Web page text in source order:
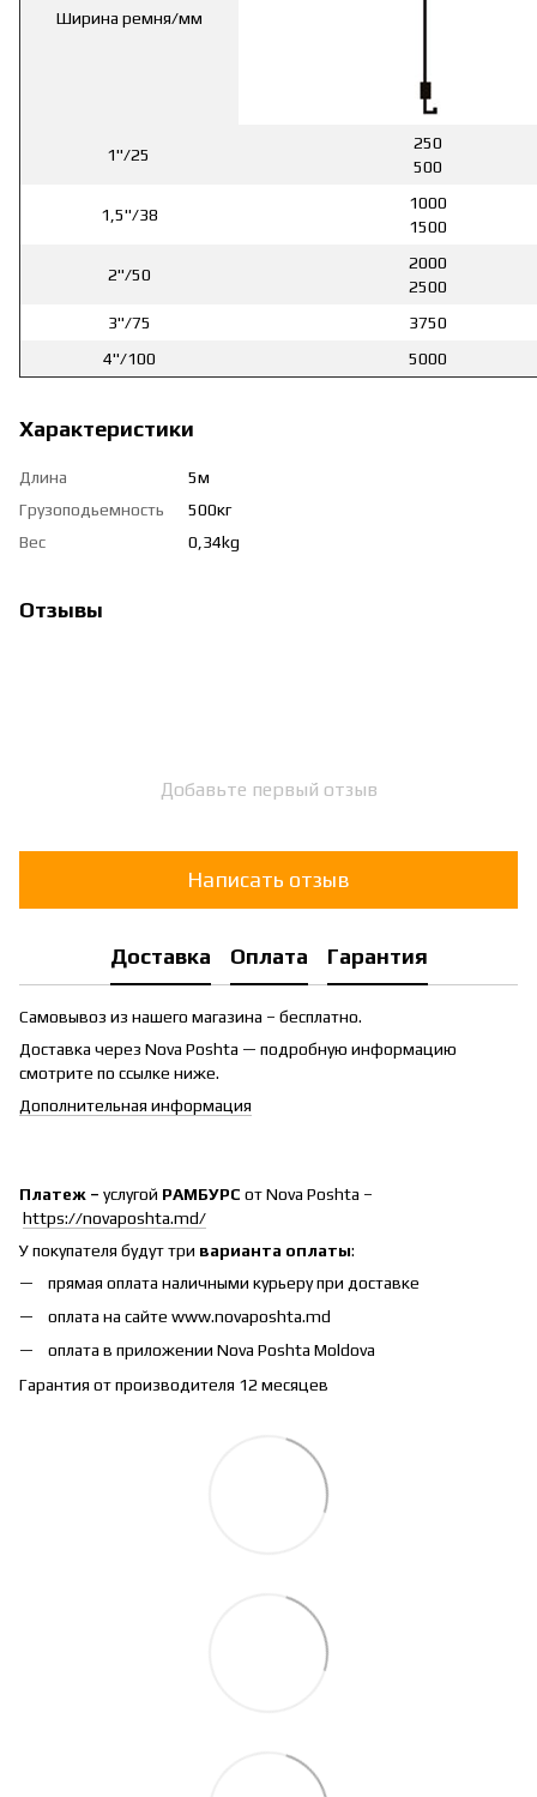
Ширина ремня/мм
1"/25
250
500
1,5"/38
1000
1500
2"/50
2000
2500
3"/75
3750
4"/100
5000
Характеристики
Длина
5м
Грузоподьемность
500кг
Вес
0,34kg
Отзывы
Добавьте первый отзыв
Написать отзыв
Доставка Оплата Гарантия
Самовывоз из нашего магазина – бесплатно.
Доставка через Nova Poshta — подробную информацию
смотрите по ссылке ниже.
Дополнительная информация
Платеж – услугой РАМБУРС от Nova Poshta –
https://novaposhta.md/
У покупателя будут три варианта оплаты:
прямая оплата наличными курьеру при доставке
оплата на сайте www.novaposhta.md
оплата в приложении Nova Poshta Moldova
Гарантия от производителя 12 месяцев